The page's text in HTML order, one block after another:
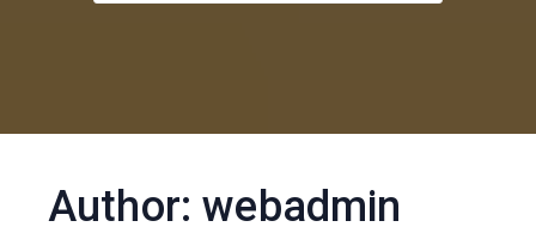
Author:webadmin